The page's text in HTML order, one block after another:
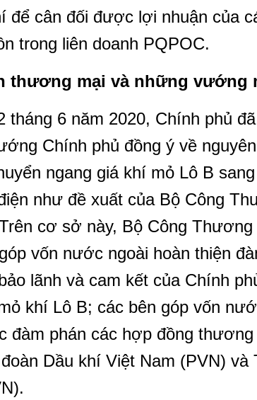
để cân đối được lợi nhuận của
trong liên doanh PQPOC.
thương mại và những vướng
6 năm 2020, Chính phủ
Chính phủ đồng ý về
ngang giá khí mỏ Lô B
như đề xuất của Bộ Công
cơ sở này, Bộ Công
vốn nước ngoài hoàn thiện
lãnh và cam kết của Chính
khí Lô B; các bên góp vốn
đàm phán các hợp đồng
Dầu khí Việt Nam (PVN) và